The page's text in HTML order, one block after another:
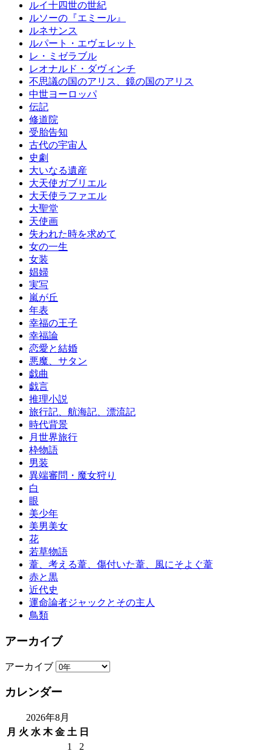
ルイ十四世の世紀
ルソーの『エミール』
ルネサンス
ルパート・エヴェレット
レ・ミゼラブル
レオナルド・ダヴィンチ
不思議の国のアリス、鏡の国のアリス
中世ヨーロッパ
伝記
修道院
受胎告知
古代の宇宙人
史劇
大いなる遺産
大天使ガブリエル
大天使ラファエル
大聖堂
天使画
失われた時を求めて
女の一生
女装
娼婦
実写
嵐が丘
年表
幸福の王子
幸福論
恋愛と結婚
悪魔、サタン
戯曲
戯言
推理小説
旅行記、航海記、漂流記
時代背景
月世界旅行
枠物語
男装
異端審問・魔女狩り
白
眼
美少年
美男美女
花
若草物語
葦、考える葦、傷付いた葦、風にそよぐ葦
赤と黒
近代史
運命論者ジャックとその主人
鳥類
アーカイブ
アーカイブ
カレンダー
2026年8月
月 火 水 木 金 土 日
1
2